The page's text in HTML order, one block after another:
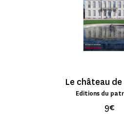
Le château
Editions du
9€